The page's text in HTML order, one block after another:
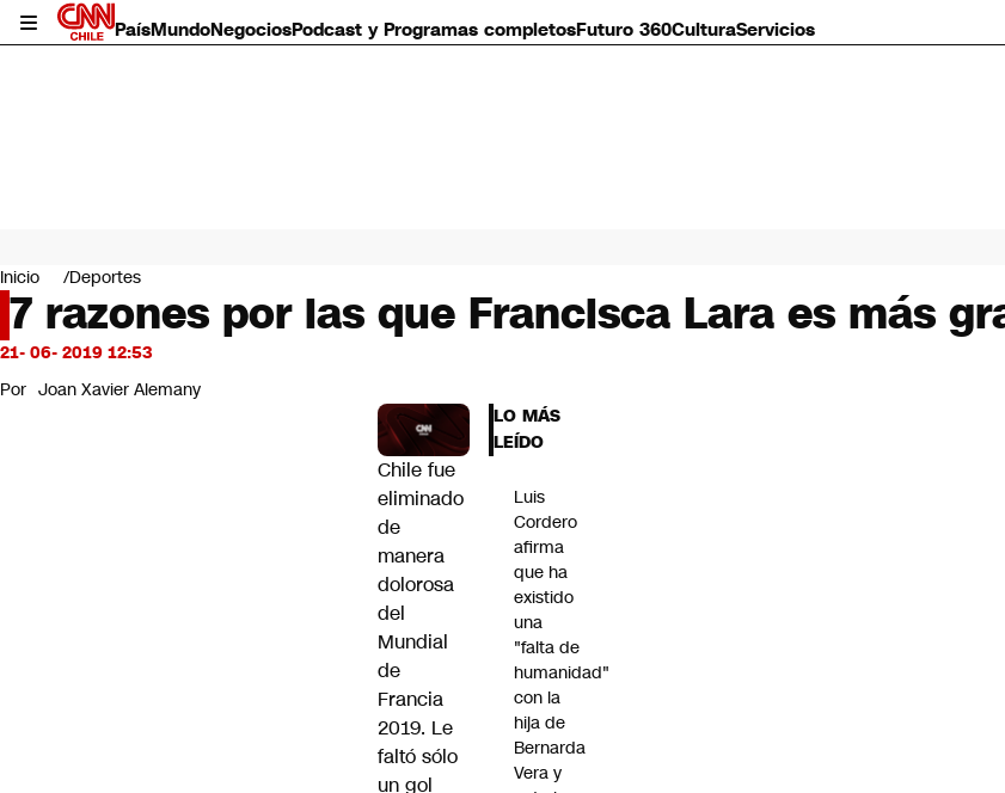
PaísMundoNegociosPodcast y Programas completosFuturo 360CulturaServicios
Mundo
Negocios
Deportes
Programas completos
Servicios
Inicio Deportes
7 razones por las que Francisca Lara es más
21- 06- 2019 12:53
Por Joan Xavier Alemany
Chile fue
eliminado
de
manera
dolorosa
del
Mundial
de
Francia
2019. Le
faltó sólo
un gol
LO MÁS
LEÍDO
Luis
Cordero
afirma
que ha
existido
una
"falta de
humanidad"
con la
hija de
Bernarda
Vera y